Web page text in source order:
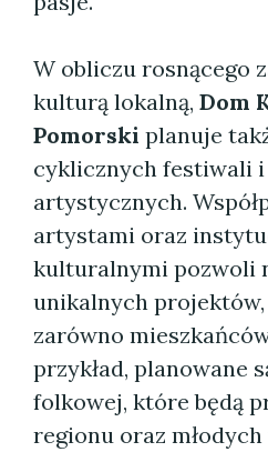
W obliczu rosnącego
kulturą lokalną, Dom
Pomorski planuje
cyklicznych festiwali
artystycznych.
artystami oraz
kulturalnymi pozwoli
unikalnych
zarówno
przykład, planowane
folkowej, które będą
regionu oraz